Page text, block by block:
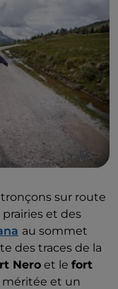
sur route
et des
au sommet
des traces de la
Nero et le fort
méritée et un